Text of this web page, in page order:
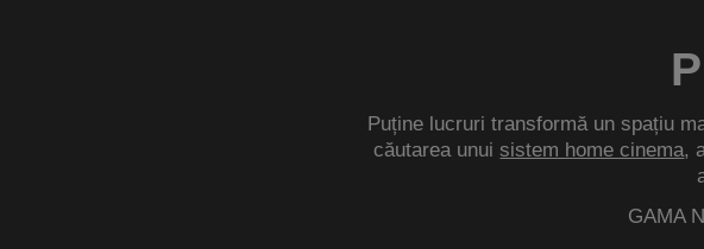
Puține lucruri transformă un spațiu
căutarea unui sistem home cinema,
GAMA